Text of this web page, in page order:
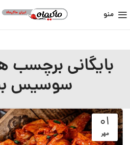
منو
بایگانی برچسب
سوسیس
01
مهر